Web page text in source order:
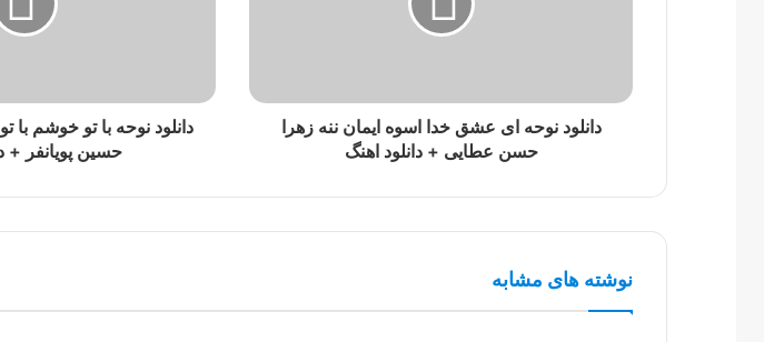
دانلود نوحه ای عشق خدا اسوه ایمان ننه زهرا
حسن عطایی + دانلود اهنگ
دانلود نوحه با تو خوشم با
حسین پویانفر +
نوشته های مشابه